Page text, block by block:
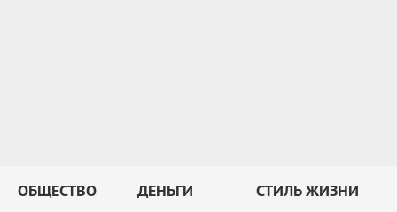
ОБЩЕСТВО ДЕНЬГИ СТИЛЬ ЖИЗНИ